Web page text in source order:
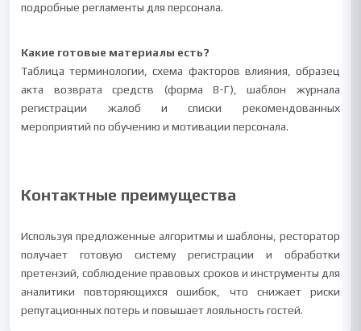
подробные регламенты для персонала.
Какие готовые материалы есть?
Таблица терминологии, схема факторов влияния, образец
акта возврата средств (форма 8-Г), шаблон журнала
регистрации жалоб и списки рекомендованных
мероприятий по обучению и мотивации персонала.
Контактные преимущества
Используя предложенные алгоритмы и шаблоны, ресторатор
получает готовую систему регистрации и обработки
претензий, соблюдение правовых сроков и инструменты для
аналитики повторяющихся ошибок, что снижает риски
репутационных потерь и повышает лояльность гостей.